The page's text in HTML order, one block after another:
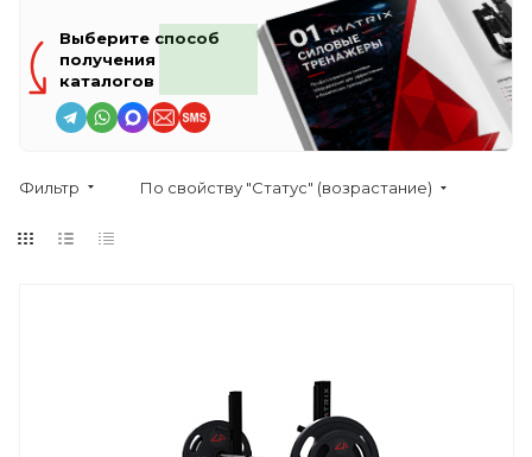
Выберите способ
получения
каталогов
Фильтр По свойству "Статус" (возрастание)